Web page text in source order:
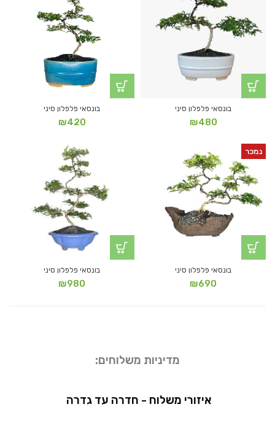
בונסאי פלפלון סיני
₪480
בונסאי פלפלון סיני
₪420
נמכר
בונסאי פלפלון סיני
₪690
בונסאי פלפלון סיני
₪980
מדיניות משלוחים:
איזורי משלוח - חדרה עד גדרה